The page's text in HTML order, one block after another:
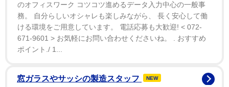
販売いたしますのでそちらをお待ちいただき、高額転売
品はお買い求めにならないよう、ご協力いただけますと
嬉しく思います」と呼びかけた。
した まだ手元にない方々に届いて欲しいです」「紙媒体
のオフィスワーク コツコツ進めるデータ入力中心の一般事
務。 自分らしいオシャレも楽しみながら、 長く安心して働
ける環境をご用意しています。 電話応募も大歓迎! < 072-
671-9601 > お気軽にお問い合わせくださいね。 . おすすめ
ポイント./ 1...
窓ガラスやサッシの製造スタッフ NEW